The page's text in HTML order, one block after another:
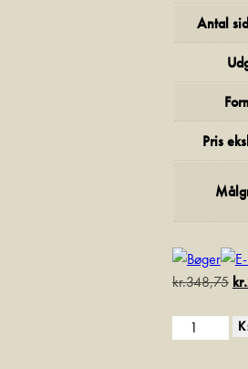
Antal
Pris
kr.348,75 kr.